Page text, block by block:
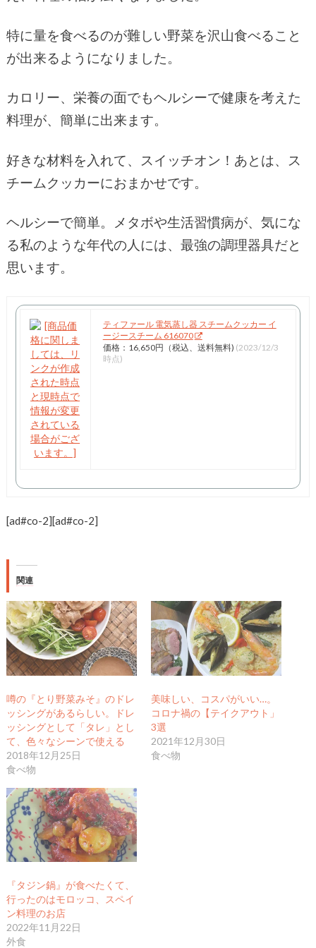
特に量を食べるのが難しい野菜を沢山食べること
が出来るようになりました。
カロリー、栄養の面でもヘルシーで健康を考えた
料理が、簡単に出来ます。
好きな材料を入れて、スイッチオン！あとは、ス
チームクッカーにおまかせです。
ヘルシーで簡単。メタボや生活習慣病が、気にな
る私のような年代の人には、最強の調理器具だと
思います。
ティファール 電気蒸し器 スチームクッカー イ
ージースチーム 616070
価格：16,650円（税込、送料無料) (2023/12/3
時点)
[ad#co-2][ad#co-2]
関連
噂の『とり野菜みそ』のドレ
ッシングがあるらしい。ドレ
ッシングとして「タレ」とし
て、色々なシーンで使える
2018年12月25日
食べ物
美味しい、コスパがいい…。
コロナ禍の【テイクアウト」
3選
2021年12月30日
食べ物
『タジン鍋』が食べたくて、
行ったのはモロッコ、スペイ
ン料理のお店
2022年11月22日
外食